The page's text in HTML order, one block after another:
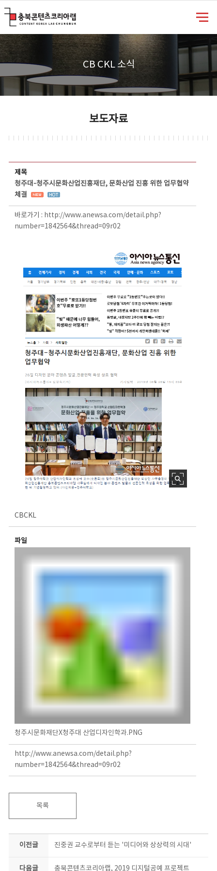
CB CKL 소식
보도자료
제목
청주대-청주시문화산업진흥재단, 문화산업 진흥 위한 업무협약
체결
바로가기 : http://www.anewsa.com/detail.php?
number=1842564&thread=09r02
CBCKL
파일
청주시문화재단X청주대 산업디자인학과.PNG
http://www.anewsa.com/detail.php?
number=1842564&thread=09r02
목록
이전글 진중권 교수로부터 듣는 '미디어와 상상력의 시대'
다음글 충북콘텐츠코리아랩, 2019 디지털공예 프로젝트